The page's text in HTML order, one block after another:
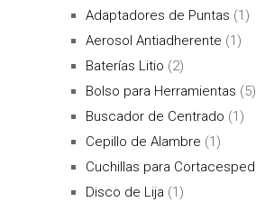
Adaptadores de Puntas (1)
Aerosol Antiadherente (1)
Baterías Litio (2)
Bolso para Herramientas (5)
Buscador de Centrado (1)
Cepillo de Alambre (1)
Cuchillas para Cortacesped
Disco de Lija (1)